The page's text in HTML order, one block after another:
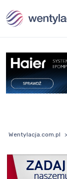
Wentylacja.com.pl